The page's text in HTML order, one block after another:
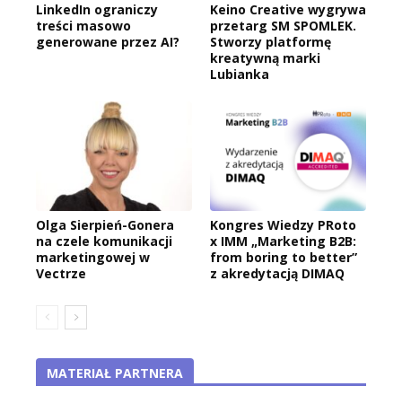
LinkedIn ograniczy
treści masowo
generowane przez AI?
Keino Creative wygrywa
przetarg SM SPOMLEK.
Stworzy platformę
kreatywną marki
Lubianka
Olga Sierpień-Gonera
na czele komunikacji
marketingowej w
Vectrze
Kongres Wiedzy PRoto
x IMM „Marketing B2B:
from boring to better”
z akredytacją DIMAQ
MATERIAŁ PARTNERA